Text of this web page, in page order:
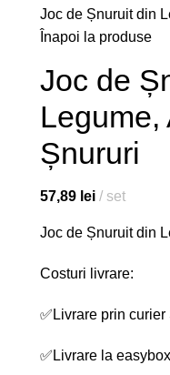
Joc de Șnuruit din
Înapoi la produse
Joc de
Șnururi
57,89 lei set
Joc de Șnuruit din
Costuri livrare:
✅ Livrare prin
✅ Livrare la